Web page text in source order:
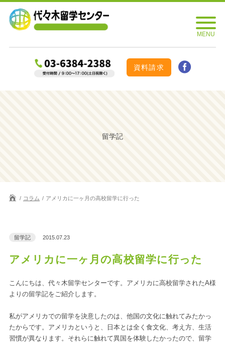
資料請求
留学記
コラム アメリカに一ヶ月の高校留学に行った
留学記 2015.07.23
アメリカに一ヶ月の高校留学に行った
こんにちは、代々木留学センターです。アメリカに高校留学されたA様
よりの留学記をご紹介します。
私がアメリカでの留学を決意したのは、他国の文化に触れてみたかっ
たからです。アメリカというと、日本とは全く食文化、考え方、生活
習慣が異なります。それらに触れて異国を体験したかったので、留学